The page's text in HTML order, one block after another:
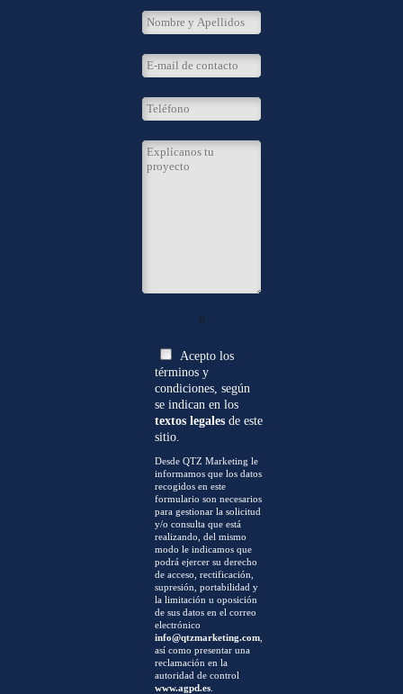
0
Acepto los
términos y
condiciones, según
se indican en los
textos legalesde este
sitio.
Desde QTZ Marketing le
informamos que los datos
recogidos en este
formulario son necesarios
para gestionar la solicitud
y/o consulta que está
realizando, del mismo
modo le indicamos que
podrá ejercer su derecho
de acceso, rectificación,
supresión, portabilidad y
la limitación u oposición
de sus datos en el correo
electrónico
info@qtzmarketing.com,
así como presentar una
reclamación en la
autoridad de control
www.agpd.es.